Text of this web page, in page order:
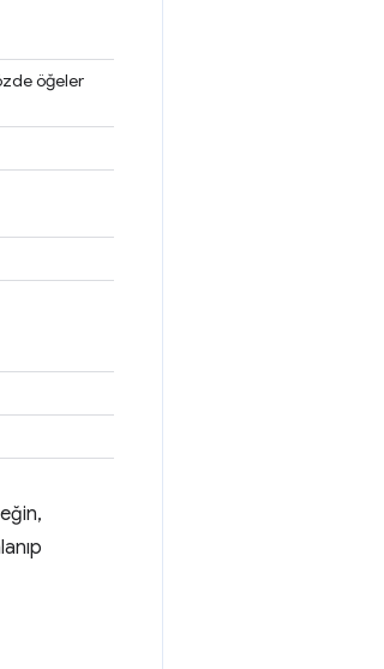
öğeler